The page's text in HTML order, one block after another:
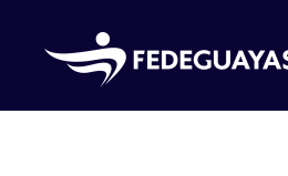
Skip to main content